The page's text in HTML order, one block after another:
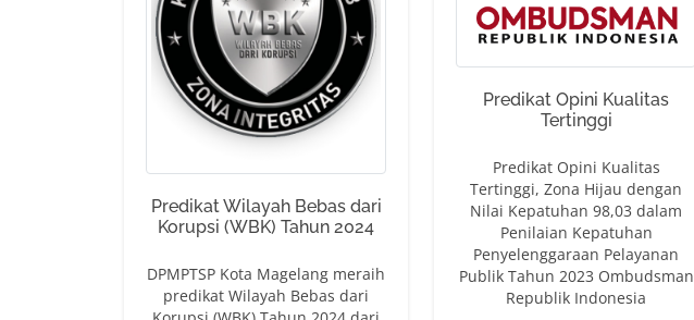
Predikat Wilayah Bebas dari
Korupsi (WBK) Tahun 2024
DPMPTSP Kota Magelang meraih
predikat Wilayah Bebas dari
Predikat Opini Kualitas
Tertinggi
Predikat Opini Kualitas
Tertinggi, Zona Hijau dengan
Nilai Kepatuhan 98,03 dalam
Penilaian Kepatuhan
Penyelenggaraan Pelayanan
Publik Tahun 2023 Ombudsman
Republik Indonesia